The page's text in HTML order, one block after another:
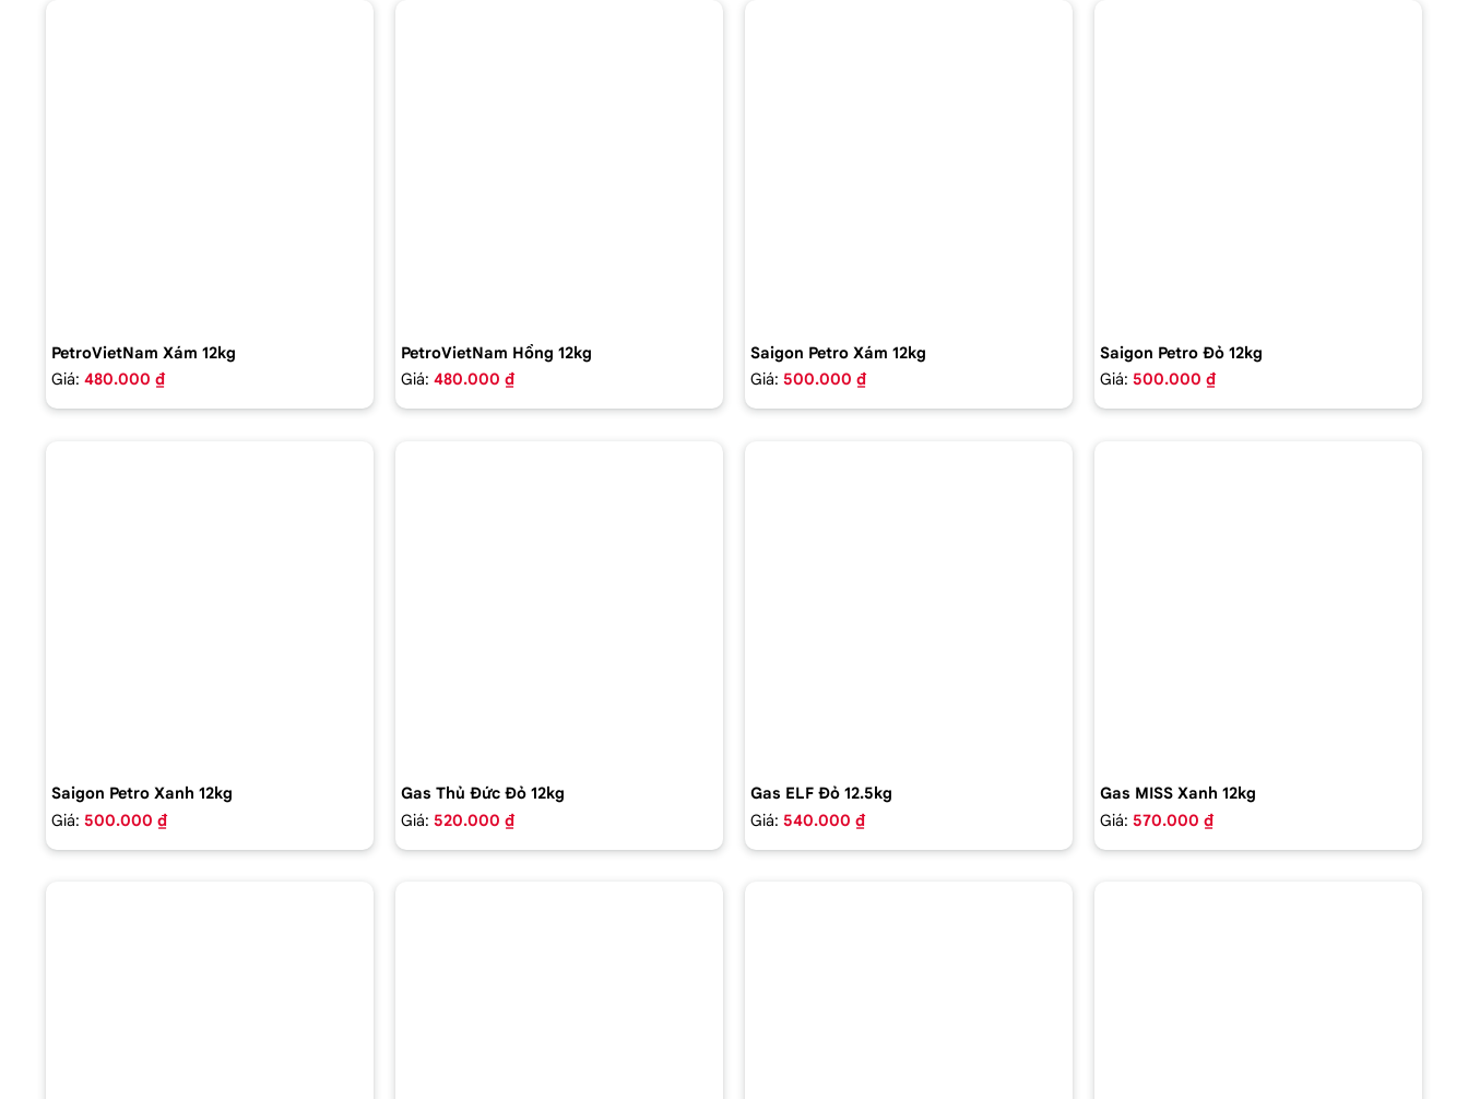
PetroVietNam Xám 12kg
Giá: 480.000 ₫
PetroVietNam Hồng 12kg
Giá: 480.000 ₫
Saigon Petro Xám 12kg
Giá: 500.000 ₫
Saigon Petro Đỏ 12kg
Giá: 500.000 ₫
Saigon Petro Xanh 12kg
Giá: 500.000 ₫
Gas Thủ Đức Đỏ 12kg
Giá: 520.000 ₫
Gas ELF Đỏ 12.5kg
Giá: 540.000 ₫
Gas MISS Xanh 12kg
Giá: 570.000 ₫